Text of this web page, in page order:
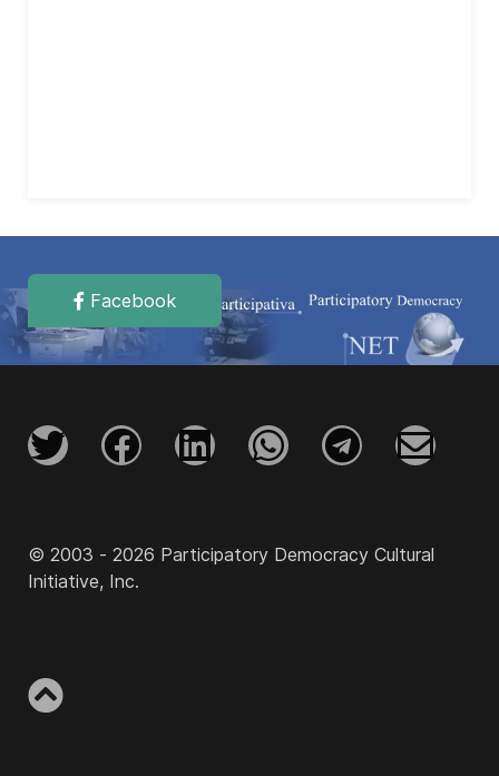
Facebook
© 2003 - 2026 Participatory Democracy Cultural
Initiative, Inc.